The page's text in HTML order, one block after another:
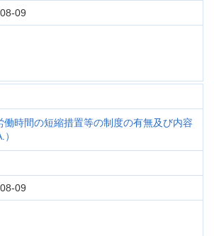
09
働時間の短縮措置等の制度の有無及び内容
09